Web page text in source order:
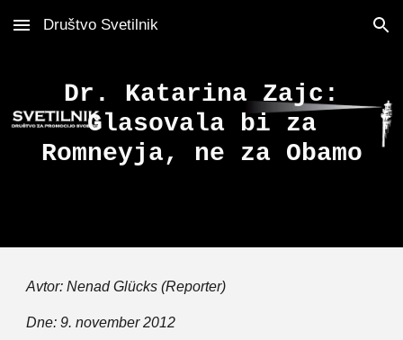
Skip to main content Skip to navigation
Društvo Svetilnik
Dr. Katarina Zajc:
Glasovala bi za
Romneyja, ne za Obamo
Avtor: Nenad Glücks (Reporter)
Dne: 9. november 2012